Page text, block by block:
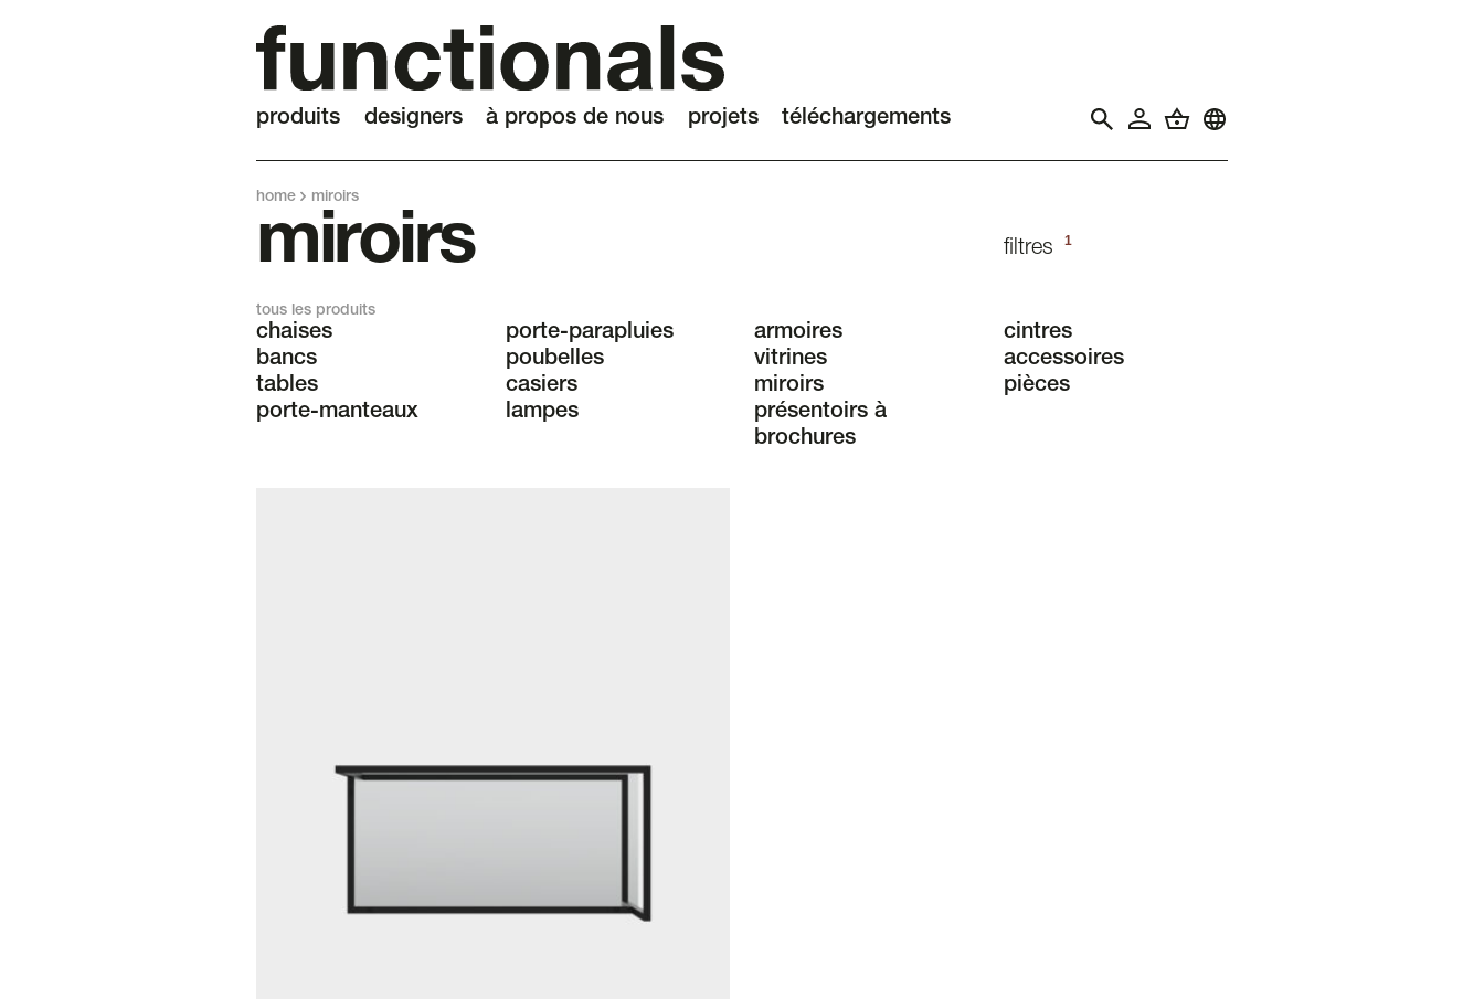
produits designers à propos de nous projets téléchargements
home miroirs
miroirs filtres 1
tous les produits
chaises
bancs
tables
porte-manteaux
porte-parapluies
poubelles
casiers
lampes
armoires
vitrines
miroirs
présentoirs à
brochures
cintres
accessoires
pièces